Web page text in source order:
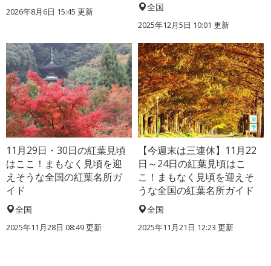
2026年8月6日 15:45 更新 全国
2025年12月5日 10:01 更新
11月29日・30日の紅葉見頃
はここ！まもなく見頃を迎
えそうな全国の紅葉名所ガ
イド
全国
2025年11月28日 08:49 更新
【今週末は三連休】11月22
日～24日の紅葉見頃はこ
こ！まもなく見頃を迎えそ
うな全国の紅葉名所ガイド
全国
2025年11月21日 12:23 更新